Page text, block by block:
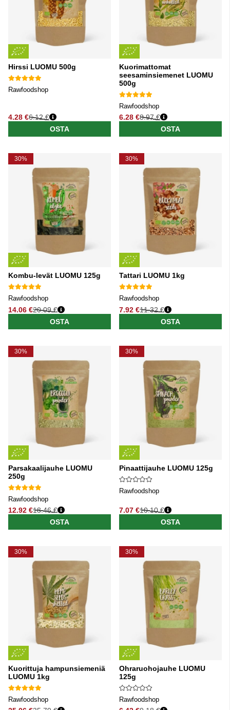
Hirssi LUOMU 500g
Rawfoodshop
4.28 €
Normaali hinta
6.12 €
OSTA
Kuorimattomat
seesaminsiemenet LUOMU
500g
Rawfoodshop
6.28 €
Normaali hinta
8.97 €
OSTA
30%
Kombu-levät LUOMU 125g
Rawfoodshop
14.06 €
Normaali hinta
20.09 €
OSTA
30%
Tattari LUOMU 1kg
Rawfoodshop
7.92 €
Normaali hinta
11.32 €
OSTA
30%
Parsakaalijauhe LUOMU
250g
Rawfoodshop
12.92 €
Normaali hinta
18.46 €
OSTA
30%
Pinaattijauhe LUOMU 125g
Rawfoodshop
7.07 €
Normaali hinta
10.10 €
OSTA
30%
Kuorittuja hampunsiemeniä
LUOMU 1kg
Rawfoodshop
30%
Ohraruohojauhe LUOMU
125g
Rawfoodshop